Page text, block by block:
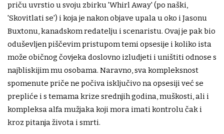
priču uvrstio u svoju zbirku 'Whirl Away' (po naški,
'Skovitlati se') i koja je nakon objave upala u oko i Jasonu
Buxtonu, kanadskom redatelju i scenaristu. Ovaj je pak bio
oduševljen piščevim pristupom temi opsesije i koliko ista
može običnog čovjeka doslovno izludjeti i uništiti odnose s
najbliskijim mu osobama. Naravno, sva kompleksnost
spomenute priče ne počiva isključivo na opsesiji već se
prepliće i s temama krize srednjih godina, muškosti, ali i
kompleksa alfa mužjaka koji mora imati kontrolu čak i
kroz pitanja života i smrti.